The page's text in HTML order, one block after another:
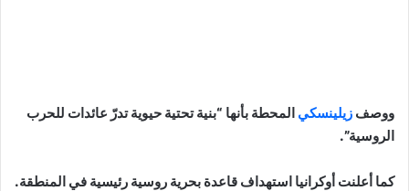
ووصف زيلينسكي المحطة بأنها “بنية تحتية حيوية تدرّ عائدات للحرب
الروسية”.
كما أعلنت أوكرانيا استهداف قاعدة بحرية روسية رئيسية في المنطقة.